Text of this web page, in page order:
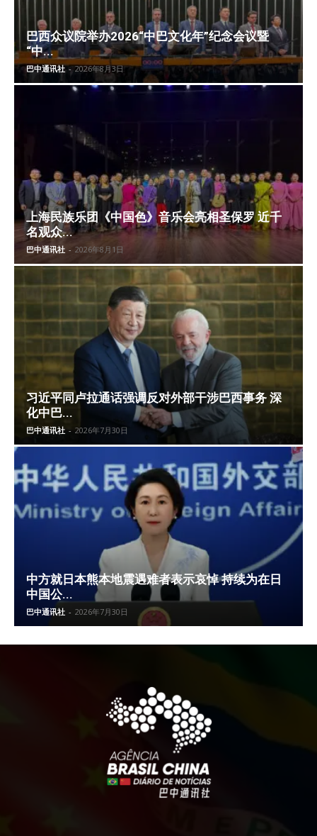
巴西众议院举办2026“中巴文化年”纪念会议暨
“中...
巴中通讯社 - 2026年8月3日
上海民族乐团《中国色》音乐会亮相圣保罗 近千
名观众...
巴中通讯社 - 2026年8月1日
习近平同卢拉通话强调反对外部干涉巴西事务 深
化中巴...
巴中通讯社 - 2026年7月30日
中方就日本熊本地震遇难者表示哀悼 持续为在日
中国公...
巴中通讯社 - 2026年7月30日